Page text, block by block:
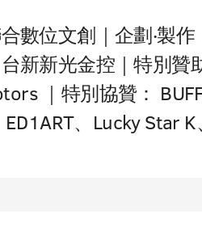
數位文創｜企劃‧製
新新光金控｜特別贊
｜特別協贊：
、Lucky Star K